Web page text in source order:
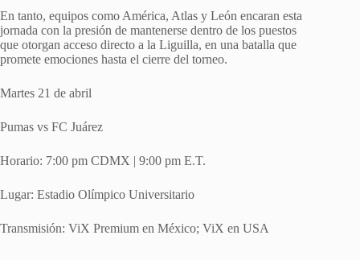
En tanto, equipos como América, Atlas y León encaran esta
jornada con la presión de mantenerse dentro de los puestos
que otorgan acceso directo a la Liguilla, en una batalla que
promete emociones hasta el cierre del torneo.
Martes 21 de abril
Pumas vs FC Juárez
Horario: 7:00 pm CDMX | 9:00 pm E.T.
Lugar: Estadio Olímpico Universitario
Transmisión: ViX Premium en México; ViX en USA